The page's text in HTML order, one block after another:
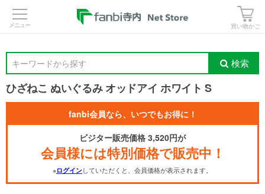
買い物かご
キーワードから探す 検索
ひざねこ ぬいぐるみ オッドアイ ホワイト S
fanbi会員なら、いつでもお得に！
ビジター販売価格 3,520円が
会員様には特別価格で販売中！
※ログインしていただくと、会員価格が表示されます。